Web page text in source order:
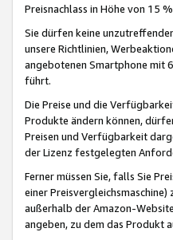
Preisnachlass in Höhe von 15
Sie dürfen keine
unsere Richtlinien,
angebotenen Smartphone mit
führt.
Die Preise und die
Produkte ändern können,
Preisen und Verfügbarkeit
der Lizenz festgelegten
Ferner müssen Sie, falls Sie
einer
außerhalb der Amazon-
angeben, zu dem das Produkt